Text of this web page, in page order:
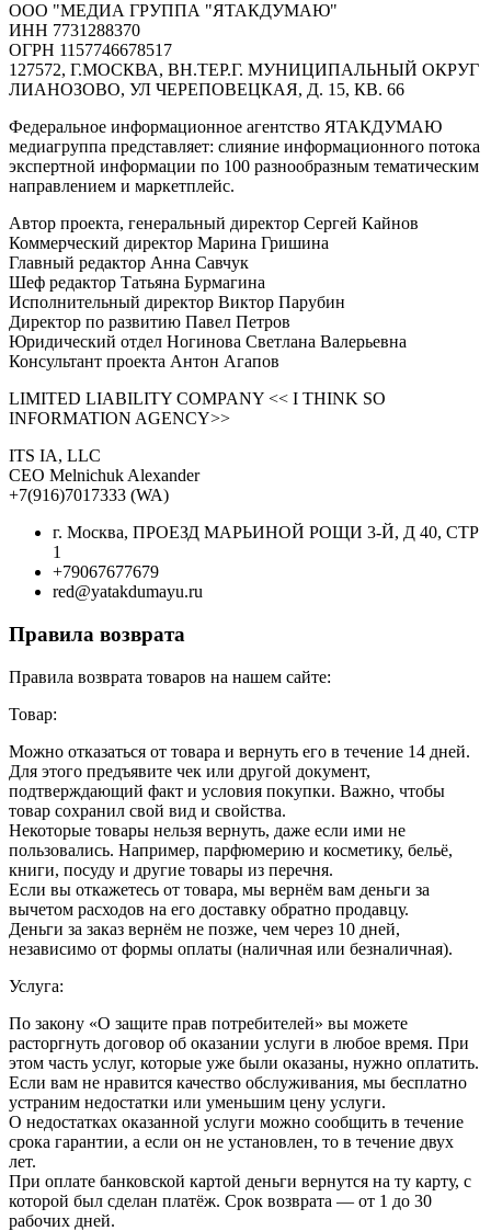
ООО "МЕДИА ГРУППА "ЯТАКДУМАЮ"
ИНН 7731288370
ОГРН 1157746678517
127572, Г.МОСКВА, ВН.ТЕР.Г. МУНИЦИПАЛЬНЫЙ ОКРУГ
ЛИАНОЗОВО, УЛ ЧЕРЕПОВЕЦКАЯ, Д. 15, КВ. 66
Федеральное информационное агентство ЯТАКДУМАЮ
медиагруппа представляет: слияние информационного потока
экспертной информации по 100 разнообразным тематическим
направлением и маркетплейс.
Автор проекта, генеральный директор Сергей Кайнов
Коммерческий директор Марина Гришина
Главный редактор Анна Савчук
Шеф редактор Татьяна Бурмагина
Исполнительный директор Виктор Парубин
Директор по развитию Павел Петров
Юридический отдел Ногинова Светлана Валерьевна
Консультант проекта Антон Агапов
LIMITED LIABILITY COMPANY << I THINK SO
INFORMATION AGENCY>>
ITS IA, LLC
CEO Melnichuk Alexander
+7(916)7017333 (WA)
г. Москва, ПРОЕЗД МАРЬИНОЙ РОЩИ 3-Й, Д 40, СТР
1
+79067677679
red@yatakdumayu.ru
Правила возврата
Правила возврата товаров на нашем сайте:
Товар:
Можно отказаться от товара и вернуть его в течение 14 дней.
Для этого предъявите чек или другой документ,
подтверждающий факт и условия покупки. Важно, чтобы
товар сохранил свой вид и свойства.
Некоторые товары нельзя вернуть, даже если ими не
пользовались. Например, парфюмерию и косметику, бельё,
книги, посуду и другие товары из перечня.
Если вы откажетесь от товара, мы вернём вам деньги за
вычетом расходов на его доставку обратно продавцу.
Деньги за заказ вернём не позже, чем через 10 дней,
независимо от формы оплаты (наличная или безналичная).
Услуга:
По закону «О защите прав потребителей» вы можете
расторгнуть договор об оказании услуги в любое время. При
этом часть услуг, которые уже были оказаны, нужно оплатить.
Если вам не нравится качество обслуживания, мы бесплатно
устраним недостатки или уменьшим цену услуги.
О недостатках оказанной услуги можно сообщить в течение
срока гарантии, а если он не установлен, то в течение двух
лет.
При оплате банковской картой деньги вернутся на ту карту, с
которой был сделан платёж. Срок возврата — от 1 до 30
рабочих дней.